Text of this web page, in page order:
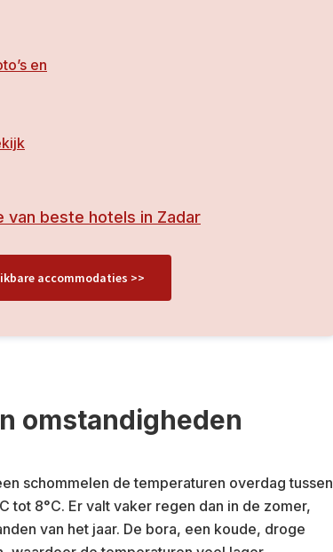
en
van beste hotels in Zadar
accommodaties >>
omstandigheden
schommelen de temperaturen overdag tussen
tot 8°C. Er valt vaker regen dan in de zomer,
van het jaar. De bora, een koude, droge